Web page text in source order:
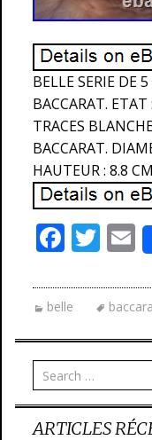
BELLE SERIE DE
BACCARAT.
TRACES
BACCARAT.
HAUTEUR : 8.8
F
e
b
o
o
k
T
itt
er
E
l
belle
ARTICLES